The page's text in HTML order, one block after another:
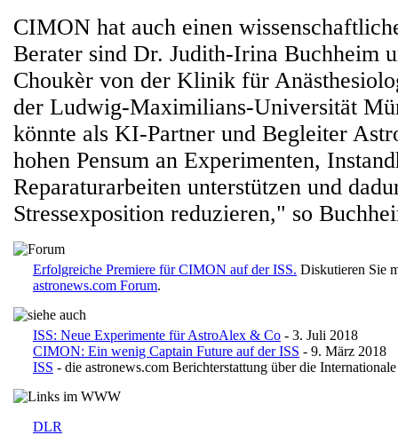
CIMON hat auch einen
Berater sind Dr. Judith-Irina Buchheim
Choukèr von der Klinik für
der Ludwig-Maximilians-Universität
könnte als KI-Partner und Begleiter
hohen Pensum an Experimenten,
Reparaturarbeiten unterstützen und
Stressexposition reduzieren," so
Erfolgreiche Premiere für CIMON auf der ISS. Diskutieren Sie
astronews.com Forum.
ISS: Neue Experimente für AstroAlex & Co - 3. Juli 2018
CIMON: Ein wenig Captain Future auf der ISS - 9. März 2018
ISS - die astronews.com Berichterstattung über die
DLR